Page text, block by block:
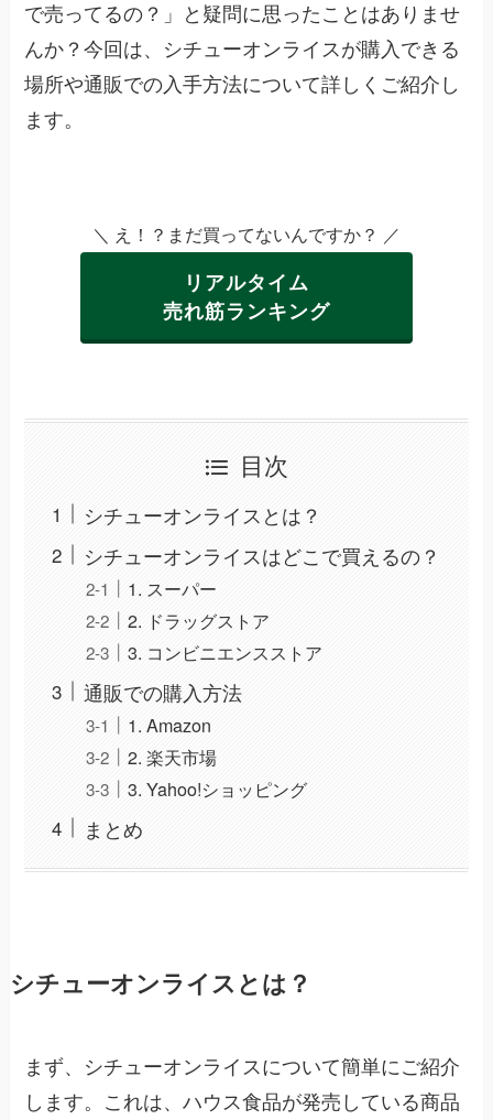
で売ってるの？」と疑問に思ったことはありませ
んか？今回は、シチューオンライスが購入できる
場所や通販での入手方法について詳しくご紹介し
ます。
＼ え！？まだ買ってないんですか？ ／
リアルタイム
売れ筋ランキング
目次
シチューオンライスとは？
シチューオンライスはどこで買えるの？
1. スーパー
2. ドラッグストア
3. コンビニエンスストア
通販での購入方法
1. Amazon
2. 楽天市場
3. Yahoo!ショッピング
まとめ
シチューオンライスとは？
まず、シチューオンライスについて簡単にご紹介
します。これは、ハウス食品が発売している商品